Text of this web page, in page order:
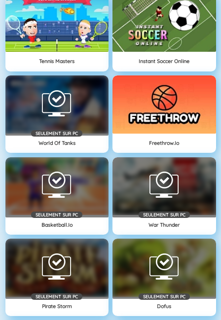
Tennis Masters Instant Soccer Online
SEULEMENT SUR PC
World Of Tanks Freethrow.io
SEULEMENT SUR PC
Basketball.io
SEULEMENT SUR PC
War Thunder
SEULEMENT SUR PC
Pirate Storm
SEULEMENT SUR PC
Dofus